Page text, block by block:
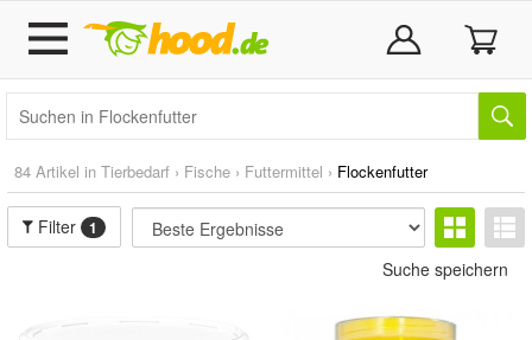
84 Artikel in Tierbedarf › Fische › Futtermittel › Flockenfutter
Filter 1
Suche speichern